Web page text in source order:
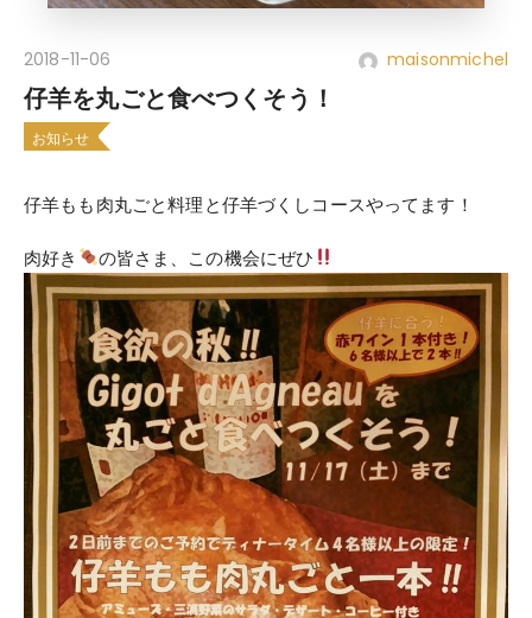
2018-11-06 maisonmichel
仔羊を丸ごと食べつくそう！
お知らせ
仔羊もも肉丸ごと料理と仔羊づくしコースやってます！
肉好き の皆さま、この機会にぜひ